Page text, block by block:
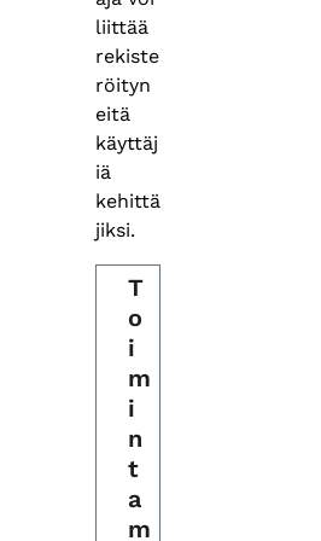
liittää
rekiste
röityn
eitä
käyttäj
iä
kehittä
jiksi.
T
o
i
m
i
n
t
a
m